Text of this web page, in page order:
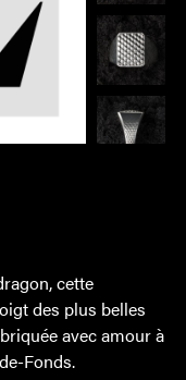
cette
des plus belles
avec amour à
Fonds.